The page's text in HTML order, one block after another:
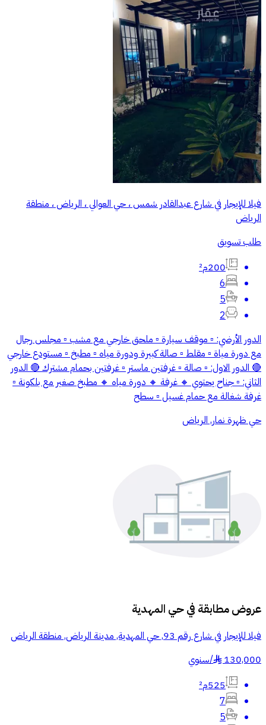
فيلا للإيجار في شارع عبدالقادر شمس ، حي العوالي ، الرياض ، منطقة
الرياض
طلب تسويق
200م²
6
5
2
الدور الأرضي: ▫️ موقف سيارة ▫️ ملحق خارجي مع مشب ▫️ مجلس رجال
مع دورة مياة ▫️ مقلط ▫️ صالة كبيرة ودورة مياه ▫️ مطبخ ▫️ مستودع خارجي
🔴 الدور الاول: ▫️ صالة ▫️ غرفتين ماستر ▫️ غرفتين بحمام مشترك 🔴 الدور
الثاني: ▫️ جناح يحتوي 🔸 غرفة 🔸 دورة مياه 🔸 مطبخ صغير مع بلكونة ▫️
غرفة شغالة مع حمام غسيل ▫️ سطح
حي ظهرة نمار, الرياض
عروض مطابقة فيحي المهدية
فيلا للإيجار في شارع رقم 93, حي المهدية, مدينة الرياض, منطقة الرياض
130,000
§
/سنوي
525م²
7
5